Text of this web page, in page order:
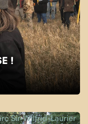
!
Sir-Wilfrid-Laurier